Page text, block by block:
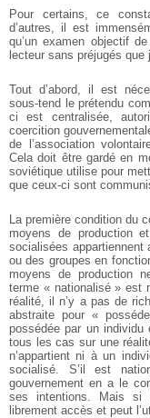
Pour certains, ce
d’autres, il est
qu’un examen objectif
lecteur sans préjugés que
Tout d’abord, il est
sous-tend le prétendu
ci est centralisée,
coercition
de l’association
Cela doit être gardé en
soviétique utilise pour
que ceux-ci sont
La première condition du
moyens de production
socialisées appartiennent
ou des groupes en
moyens de production
terme « nationalisé » est
réalité, il n’y a pas de
abstraite pour «
possédée par un individu
tous les cas sur une
n’appartient ni à un
socialisé. S’il est
gouvernement en a le
ses intentions. Mais si
librement accès et peut